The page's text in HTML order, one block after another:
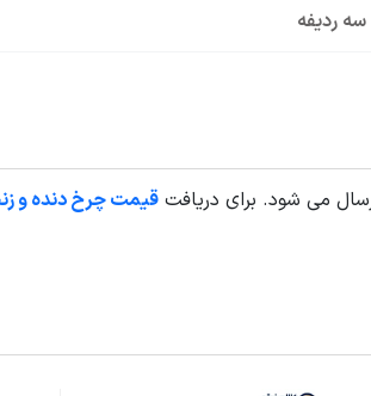
سه ردیفه
قیمت چرخ دنده و